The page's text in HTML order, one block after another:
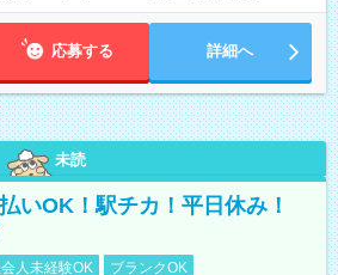
応募する 詳細へ
未読
いOK！駅チカ！平日休み！
人未経験OK
ブランクOK